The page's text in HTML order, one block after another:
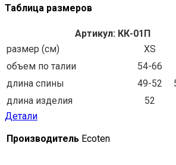
Таблица размеров
Артикул: КК-01П
размер (см)
XS
объем по талии
54-66
длина спины
49-52
длина изделия
52
Детали
Производитель Ecoten